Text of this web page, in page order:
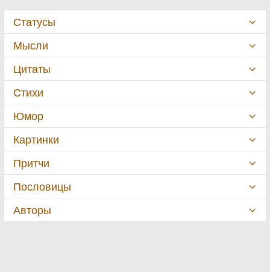
Статусы
Мысли
Цитаты
Стихи
Юмор
Картинки
Притчи
Пословицы
Авторы